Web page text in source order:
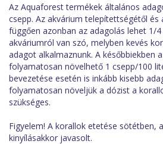
Az Aquaforest termékek általános
csepp. Az akvárium telepítettségétől és
függően azonban az adagolás lehet 1/
akváriumról van szó, melyben kevés
adagot alkalmaznunk. A későbbiekben
folyamatosan növelhető 1 csepp/100
bevezetése esetén is inkább kisebb
folyamatosan növeljük a dózist a
szükséges.
Figyelem! A korallok etetése sötétben,
kinyílásakkor javasolt.